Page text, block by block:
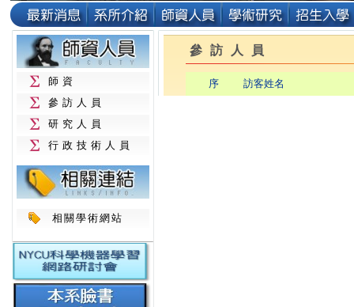
師資
參訪人員
研究人員
行政技術人員
相關學術網站
參訪人員
序 訪客姓名